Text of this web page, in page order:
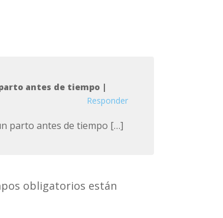
antes de tiempo |
Responder
parto antes de tiempo […]
obligatorios están